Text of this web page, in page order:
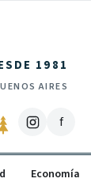
1981
AIRES
f
Economía